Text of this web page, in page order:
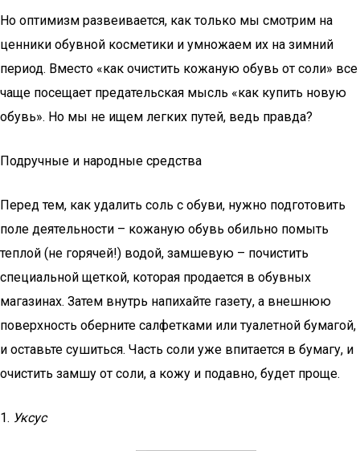
Но оптимизм развеивается, как только мы смотрим на
ценники обувной косметики и умножаем их на зимний
период. Вместо «как очистить кожаную обувь от соли» все
чаще посещает предательская мысль «как купить новую
обувь». Но мы не ищем легких путей, ведь правда?
Подручные и народные средства
Перед тем, как удалить соль с обуви, нужно подготовить
поле деятельности – кожаную обувь обильно помыть
теплой (не горячей!) водой, замшевую – почистить
специальной щеткой, которая продается в обувных
магазинах. Затем внутрь напихайте газету, а внешнюю
поверхность оберните салфетками или туалетной бумагой,
и оставьте сушиться. Часть соли уже впитается в бумагу, и
очистить замшу от соли, а кожу и подавно, будет проще.
1. Уксус